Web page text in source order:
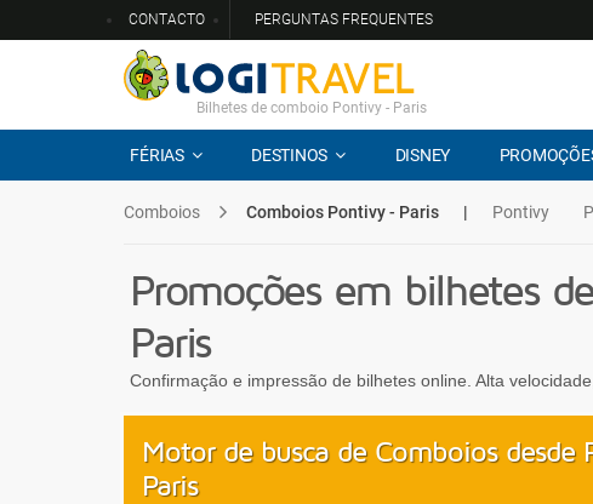
CONTACTO PERGUNTAS FREQUENTES
Bilhetes de comboio Pontivy - Paris
FÉRIAS DESTINOS DISNEY
Comboios Comboios Pontivy - Paris | Pontivy
Promoções em bilhetes
Paris
Confirmação e impressão de bilhetes online. Alta
Motor de busca de Comboios desde
Paris